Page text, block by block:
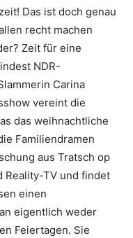
Das ist doch genau
recht machen
Zeit für eine
NDR-
Carina
vereint die
das weihnachtliche
Familiendramen
aus Tratsch op
Reality-TV und findet
einen
eigentlich weder
Feiertagen. Sie